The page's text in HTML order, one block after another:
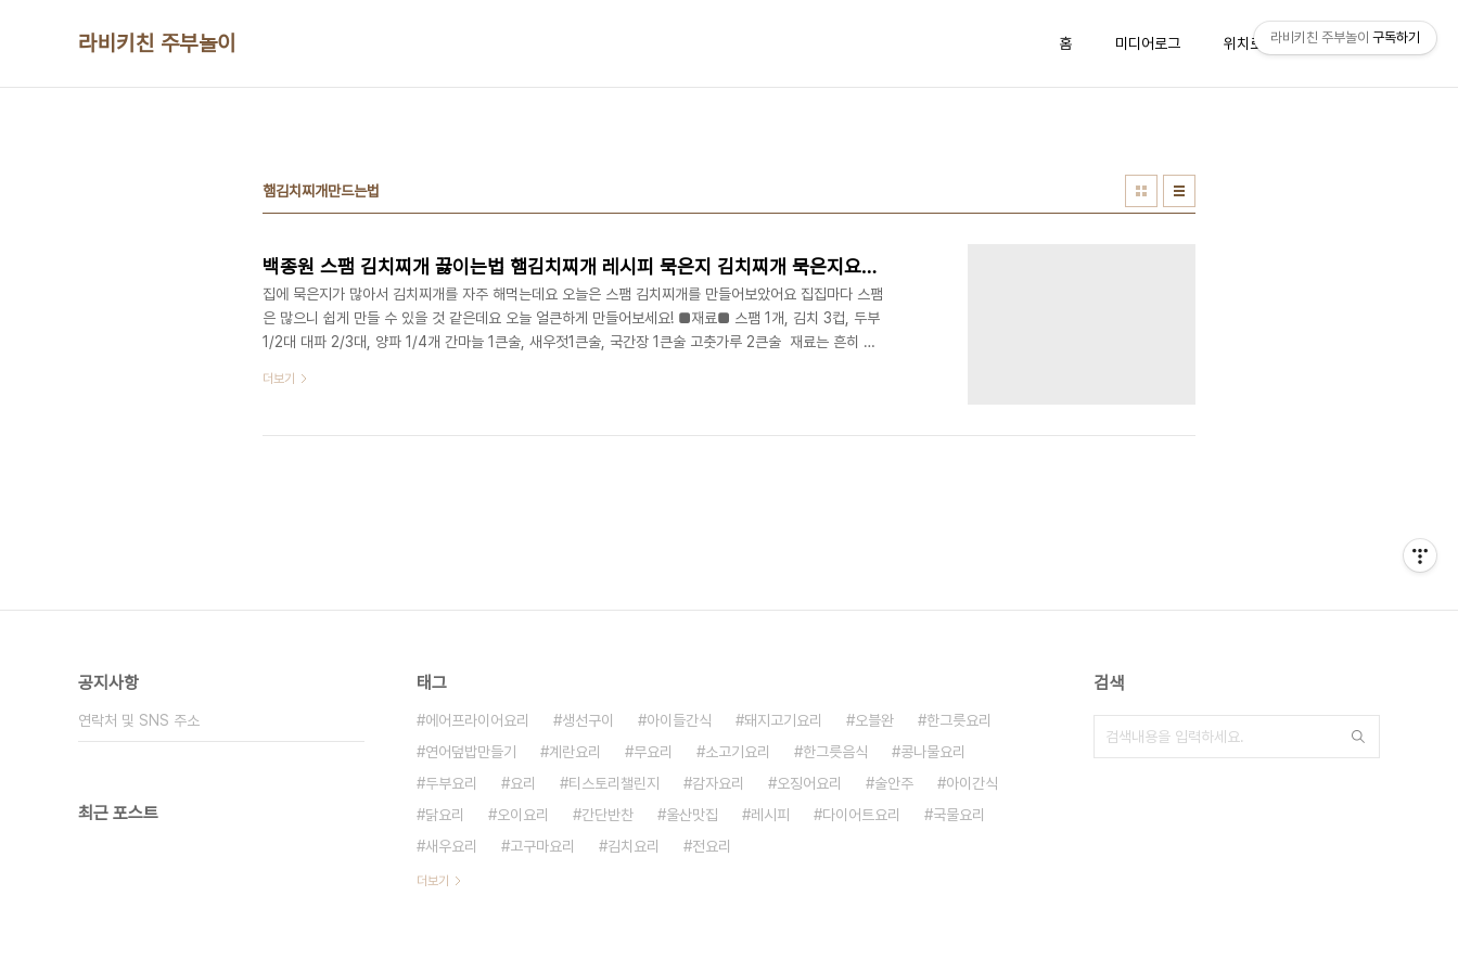
라비키친 주부놀이 홈 미디어로그 위치로그 방명록
햄김치찌개만드는법
백종원 스팸 김치찌개 끓이는법 햄김치찌개 레시피 묵은지 김치찌개 묵은지요리 스팸찌개
집에 묵은지가 많아서 김치찌개를 자주 해먹는데요 오늘은 스팸 김치찌개를 만들어보았어요 집집마다 스팸
은 많으니 쉽게 만들 수 있을 것 같은데요 오늘 얼큰하게 만들어보세요! ■재료■ 스팸 1개, 김치 3컵, 두부
1/2대 대파 2/3대, 양파 1/4개 간마늘 1큰술, 새우젓1큰술, 국간장 1큰술 고춧가루 2큰술 ​ 재료는 흔히 있
난 것이라고 생각이 들어요 ​ 가장 먼저 스팸은 반은 납작하게 반은 으깨줍니다 스팸의 반은 비닐봉지에 넣
3컵을 넣습니다 햄김치찌개 레시피 김치가 푹 익도록 잘 볶아주세요! 묵은지 김..
더보기
공지사항
연락처 및 SNS 주소
최근 포스트
태그
에어프라이어요리 생선구이 아이들간식 돼지고기요리 오블완
한그릇요리
연어덮밥만들기
계란요리 무요리 소고기요리 한그릇음식
콩나물요리
두부요리
요리 티스토리챌린지 감자요리 오징어요리 술안주
아이간식
닭요리
오이요리 간단반찬 울산맛집 레시피 다이어트요리
국물요리
새우요리
고구마요리 김치요리 전요리
더보기
검색
라비키친 주부놀이 구독하기